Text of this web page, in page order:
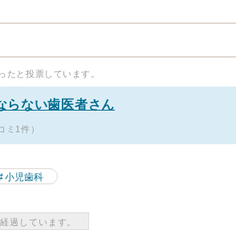
たと投票しています。
らない歯医者さん
ミ1件）
小児歯科
過しています。